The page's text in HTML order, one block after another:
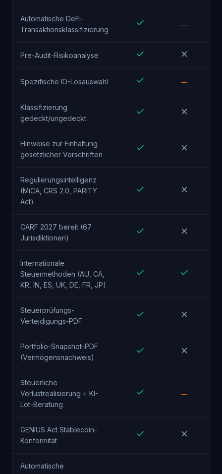
Automatische DeFi-
Transaktionsklassifizierung
—
Pre-Audit-Risikoanalyse
Spezifische ID-Losauswahl —
Klassifizierung
gedeckt/ungedeckt
Hinweise zur Einhaltung
gesetzlicher Vorschriften
Regulierungsintelligenz
(MiCA, CRS 2.0, PARITY
Act)
CARF 2027 bereit (67
Jurisdiktionen)
Internationale
Steuermethoden (AU, CA,
KR, IN, ES, UK, DE, FR, JP)
Steuerprüfungs-
Verteidigungs-PDF
Portfolio-Snapshot-PDF
(Vermögensnachweis)
Steuerliche
Verlustrealisierung + KI-
Lot-Beratung
—
GENIUS Act Stablecoin-
Konformität
Automatische